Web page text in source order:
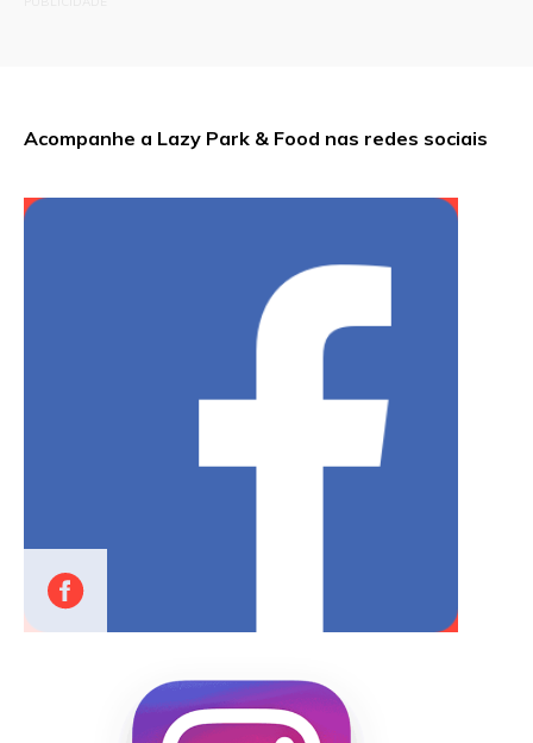
Acompanhe a Lazy Park & Food nas redes sociais